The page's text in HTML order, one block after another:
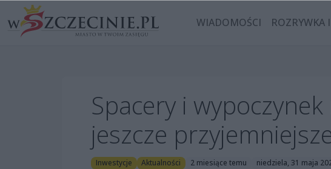
WIADOMOŚCI ROZRYWKA
Spacery i
jeszcze
Inwestycje Aktualności 2 miesiące temu niedziela, 31 maja